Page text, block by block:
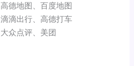
高德地图、百度地图
滴滴出行、高德打车
大众点评、美团